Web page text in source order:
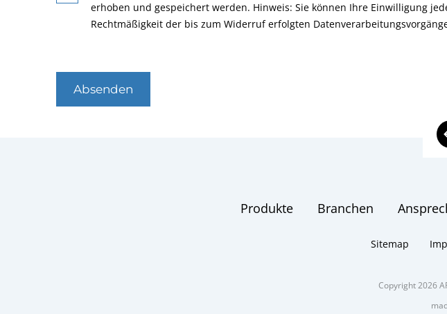
erhoben und gespeichert werden. Hinweis: Sie können Ihre Einwilligung
Rechtmäßigkeit der bis zum Widerruf erfolgten
Absenden
Produkte Branchen
Sitemap
Copyright 2026